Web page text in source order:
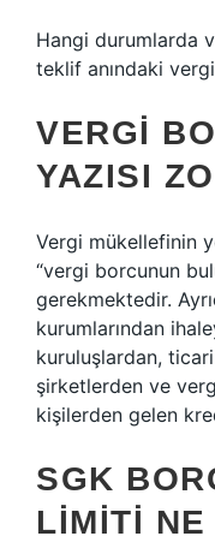
Hangi durumlarda
teklif anındaki
VERGI
YAZISI
Vergi mükellefinin
“vergi borcunun
gerekmektedir.
kurumlarından
kuruluşlardan,
şirketlerden ve
kişilerden gelen
SGK
LIMITI